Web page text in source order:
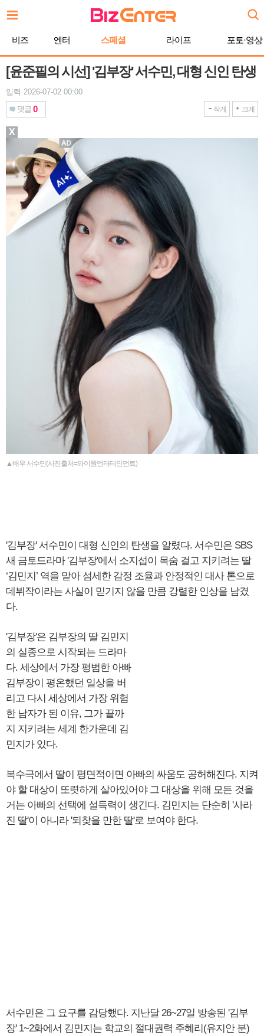
문
기
비즈 엔터 스페셜 라이프 포토·영상
[윤준필의 시선] '김부장' 서수민, 대형 신인 탄생
입력 2026-07-02 00:00
댓글 0 작게 크게
▲배우 서수민(사진출처=와이원엔터테인먼트)
'김부장' 서수민이 대형 신인의 탄생을 알렸다. 서수민은 SBS
새 금토드라마 '김부장'에서 소지섭이 목숨 걸고 지키려는 딸
‘김민지’ 역을 맡아 섬세한 감정 조율과 안정적인 대사 톤으로
데뷔작이라는 사실이 믿기지 않을 만큼 강렬한 인상을 남겼
다.
'김부장'은 김부장의 딸 김민지
의 실종으로 시작되는 드라마
다. 세상에서 가장 평범한 아빠
김부장이 평온했던 일상을 버
리고 다시 세상에서 가장 위험
한 남자가 된 이유, 그가 끝까
지 지키려는 세계 한가운데 김
민지가 있다.
복수극에서 딸이 평면적이면 아빠의 싸움도 공허해진다. 지켜
야 할 대상이 또렷하게 살아있어야 그 대상을 위해 모든 것을
거는 아빠의 선택에 설득력이 생긴다. 김민지는 단순히 '사라
진 딸'이 아니라 '되찾을 만한 딸'로 보여야 한다.
서수민은 그 요구를 감당했다. 지난달 26~27일 방송된 '김부
장' 1~2화에서 김민지는 학교의 절대권력 주혜리(유지안 분)
X